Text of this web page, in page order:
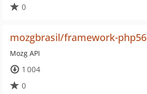
0
mozgbrasil/framework-php56
Mozg API
1 004
0